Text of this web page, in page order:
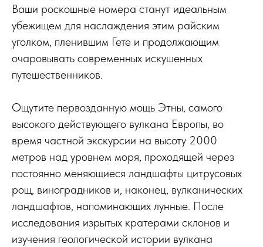
Ваши роскошные номера станут идеальным
убежищем для наслаждения этим райским
уголком, пленившим Гете и продолжающим
очаровывать современных искушенных
путешественников.
Ощутите первозданную мощь Этны, самого
высокого действующего вулкана Европы, во
время частной экскурсии на высоту 2000
метров над уровнем моря, проходящей через
постоянно меняющиеся ландшафты цитрусовых
рощ, виноградников и, наконец, вулканических
ландшафтов, напоминающих лунные. После
исследования изрытых кратерами склонов и
изучения геологической истории вулкана